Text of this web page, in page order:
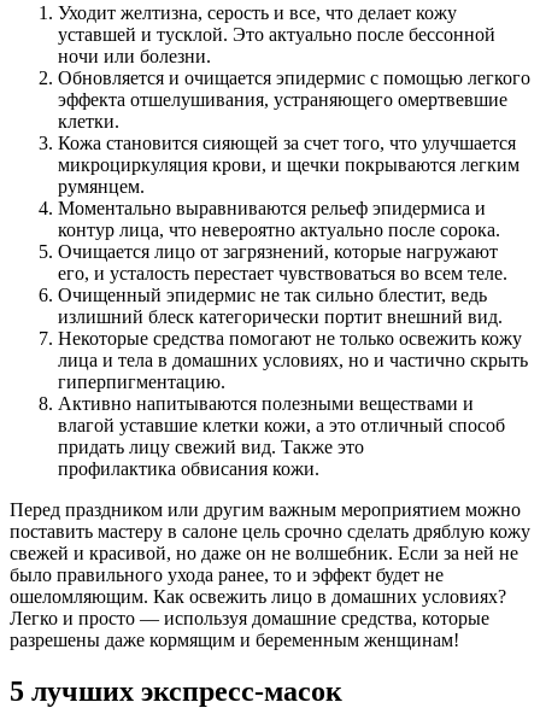
Уходит желтизна, серость и все, что делает кожу
уставшей и тусклой. Это актуально после бессонной
ночи или болезни.
Обновляется и очищается эпидермис с помощью легкого
эффекта отшелушивания, устраняющего омертвевшие
клетки.
Кожа становится сияющей за счет того, что улучшается
микроциркуляция крови, и щечки покрываются легким
румянцем.
Моментально выравниваются рельеф эпидермиса и
контур лица, что невероятно актуально после сорока.
Очищается лицо от загрязнений, которые нагружают
его, и усталость перестает чувствоваться во всем теле.
Очищенный эпидермис не так сильно блестит, ведь
излишний блеск категорически портит внешний вид.
Некоторые средства помогают не только освежить кожу
лица и тела в домашних условиях, но и частично скрыть
гиперпигментацию.
Активно напитываются полезными веществами и
влагой уставшие клетки кожи, а это отличный способ
придать лицу свежий вид. Также это
профилактика обвисания кожи.
Перед праздником или другим важным мероприятием можно
поставить мастеру в салоне цель срочно сделать дряблую кожу
свежей и красивой, но даже он не волшебник. Если за ней не
было правильного ухода ранее, то и эффект будет не
ошеломляющим. Как освежить лицо в домашних условиях?
Легко и просто — используя домашние средства, которые
разрешены даже кормящим и беременным женщинам!
5 лучших экспресс-масок